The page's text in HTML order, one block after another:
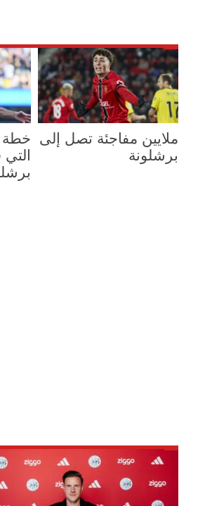
ملايين مفاجئة تصل إلى
برشلونة
خطة